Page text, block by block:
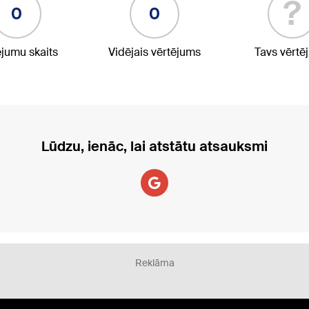
0
skaits
0
Vidējais vērtējums
?
Tavs
Lūdzu, ienāc, lai atstātu atsauksmi
Reklāma